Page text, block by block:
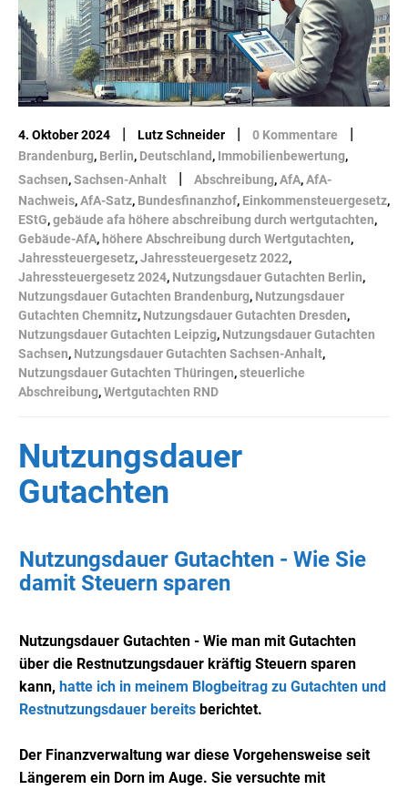
4. Oktober 2024 | Lutz Schneider | 0 Kommentare |
Brandenburg, Berlin, Deutschland , Immobilienbewertung,
Sachsen,Sachsen-Anhalt | Abschreibung,AfA,AfA-
Nachweis,AfA-Satz, Bundesfinanzhof, Einkommensteuergesetz,
EStG,gebäude afa höhere abschreibung durch wertgutachten,
Gebäude-AfA, höhere Abschreibung durch Wertgutachten,
Jahressteuergesetz,Jahressteuergesetz 2022,
Jahressteuergesetz 2024, Nutzungsdauer Gutachten Berlin,
Nutzungsdauer Gutachten Brandenburg, Nutzungsdauer
Gutachten Chemnitz, Nutzungsdauer Gutachten Dresden,
Nutzungsdauer Gutachten Leipzig, Nutzungsdauer Gutachten
Sachsen, Nutzungsdauer Gutachten Sachsen-Anhalt,
Nutzungsdauer Gutachten Thüringen,steuerliche
Abschreibung,Wertgutachten RND
Nutzungsdauer
Gutachten
Nutzungsdauer Gutachten - Wie Sie
damit Steuern sparen
Nutzungsdauer Gutachten - Wie man mit Gutachten
über die Restnutzungsdauer kräftig Steuern sparen
kann, hatte ich in meinem Blogbeitrag zu Gutachten und
Restnutzungsdauer bereits berichtet.
Der Finanzverwaltung war diese Vorgehensweise seit
Längerem ein Dorn im Auge. Sie versuchte mit